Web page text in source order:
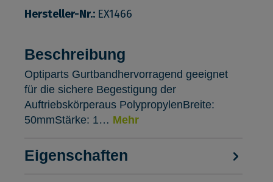
Hersteller-Nr.: EX1466
Beschreibung
Optiparts Gurtbandhervorragend geeignet
für die sichere Begestigung der
Auftriebskörperaus PolypropylenBreite:
50mmStärke: 1… Mehr
Eigenschaften